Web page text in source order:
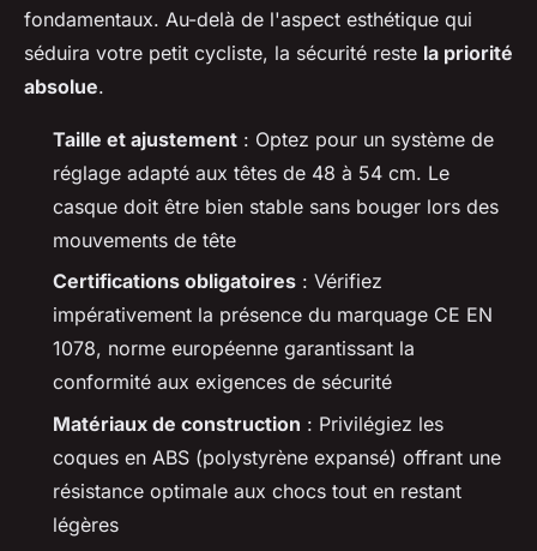
fondamentaux. Au-delà de l'aspect esthétique qui
séduira votre petit cycliste, la sécurité reste la priorité
absolue.
Taille et ajustement : Optez pour un système de
réglage adapté aux têtes de 48 à 54 cm. Le
casque doit être bien stable sans bouger lors des
mouvements de tête
Certifications obligatoires : Vérifiez
impérativement la présence du marquage CE EN
1078, norme européenne garantissant la
conformité aux exigences de sécurité
Matériaux de construction : Privilégiez les
coques en ABS (polystyrène expansé) offrant une
résistance optimale aux chocs tout en restant
légères